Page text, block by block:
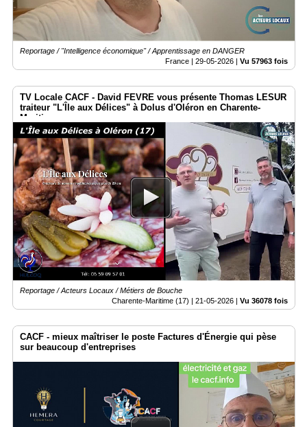
Reportage / "Intelligence économique" / Apprentissage en DANGER
France | 29-05-2026 | Vu 57963 fois
TV Locale CACF - David FEVRE vous présente Thomas LESUR
traiteur "L'Île aux Délices" à Dolus d'Oléron en Charente-
Maritime
Reportage / Acteurs Locaux / Métiers de Bouche
Charente-Maritime (17) | 21-05-2026 | Vu 36078 fois
CACF - mieux maîtriser le poste Factures d'Énergie qui pèse
sur beaucoup d'entreprises